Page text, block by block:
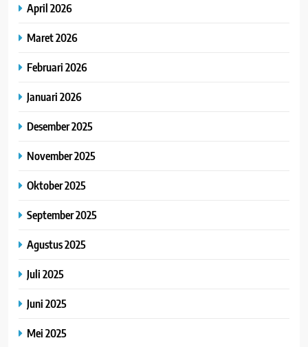
April 2026
Maret 2026
Februari 2026
Januari 2026
Desember 2025
November 2025
Oktober 2025
September 2025
Agustus 2025
Juli 2025
Juni 2025
Mei 2025